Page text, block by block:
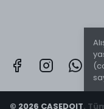
© 2026 CASEDOIT.